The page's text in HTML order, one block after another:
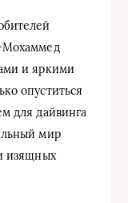
Мохаммед
и яркими
опуститься
для дайвинга
мир
изящных